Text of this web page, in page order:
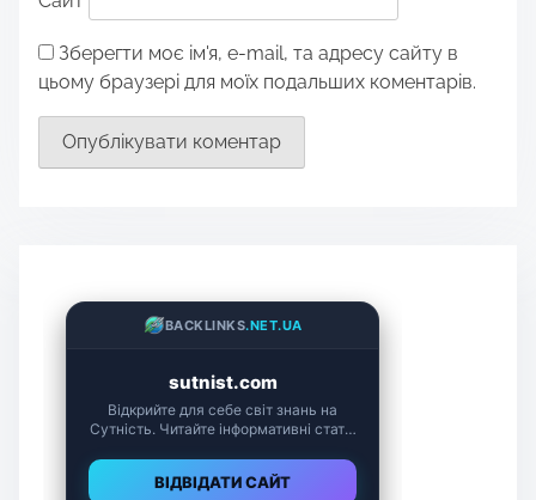
Зберегти моє ім'я, e-mail, та адресу сайту в
цьому браузері для моїх подальших коментарів.